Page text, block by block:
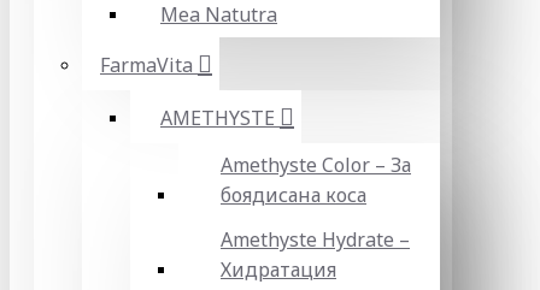
Mea Natutra
FarmaVita
AMETHYSTE
Amethyste Color – За
боядисана коса
Amethyste Hydrate –
Хидратация